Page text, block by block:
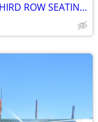
2012 HONDA PILOT EXL EDITION!!! THIRD ROW SEATING!!! GOOD CONDITION!!!